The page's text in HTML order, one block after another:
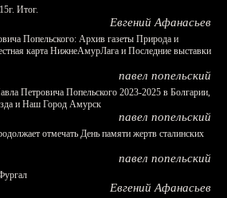
Итог.
Евгений Афанасьев
Попельского: Архив газеты Природа и
карта НижнеАмурЛага и Последние выставки
павел попельский
Петровича Попельского 2023-2025 в Болгарии,
и Наш Город Амурск
павел попельский
отмечать День памяти жертв сталинских
павел попельский
Евгений Афанасьев